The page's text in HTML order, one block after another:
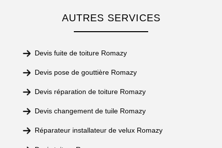
AUTRES SERVICES
Devis fuite de toiture Romazy
Devis pose de gouttière Romazy
Devis réparation de toiture Romazy
Devis changement de tuile Romazy
Réparateur installateur de velux Romazy